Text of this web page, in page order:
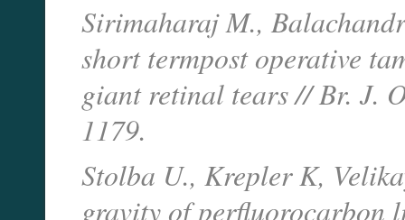
Sirimaharaj M.,
short termpost operative
giant retinal tears // Br.
1179.
Stolba U., Krepler K,
gravity of perfluorocarbon